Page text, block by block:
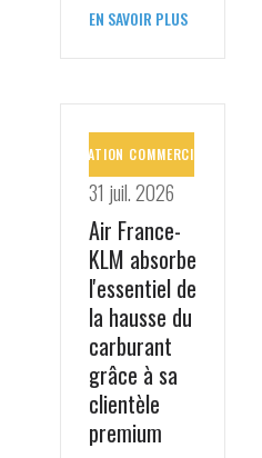
EN SAVOIR PLUS
AVIATION
COMMERCIALE
31 juil. 2026
Air France-
KLM absorbe
l'essentiel de
la hausse du
carburant
grâce à sa
clientèle
premium